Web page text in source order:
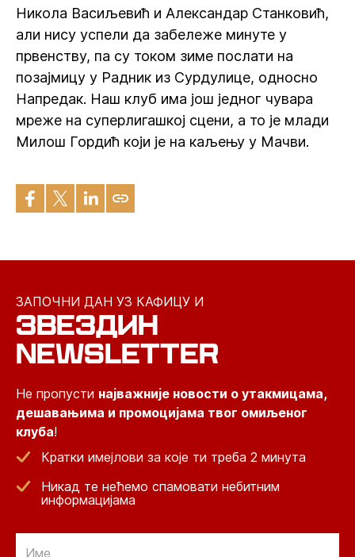
Никола Васиљевић и Александар Станковић,
али нису успели да забележе минуте у
првенству, па су током зиме послати на
позајмицу у Радник из Сурдулице, односно
Напредак. Наш клуб има још једног чувара
мреже на суперлигашкој сцени, а то је млади
Милош Гордић који је на каљењу у Мачви.
ЗАПОЧНИ ДАН УЗ КАФИЦУ И
ЗВЕЗДИН
NEWSLETTER
Не пропусти најважније новости о утакмицама,
дешавањима и промоцијама твог омиљеног
клуба!
Кратки имејлови за које ти треба 2 минута
Никад те нећемо спамовати небитним
информацијама